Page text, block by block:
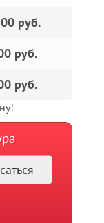
руб.
руб.
руб.